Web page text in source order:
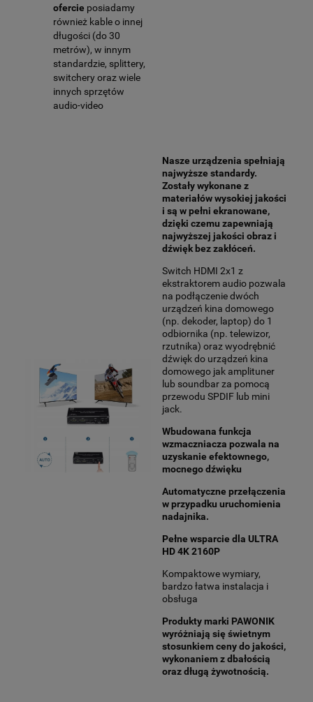
ofercie posiadamy
również kable o innej
długości (do 30
metrów), w innym
standardzie, splittery,
switchery oraz wiele
innych sprzętów
audio-video
Nasze urządzenia spełniają
najwyższe standardy.
Zostały wykonane z
materiałów wysokiej jakości
i są w pełni ekranowane,
dzięki czemu zapewniają
najwyższej jakości obraz i
dźwięk bez zakłóceń.
Switch HDMI 2x1 z
ekstraktorem audio pozwala
na podłączenie dwóch
urządzeń kina domowego
(np. dekoder, laptop) do 1
odbiornika (np. telewizor,
rzutnika) oraz wyodrębnić
dźwięk do urządzeń kina
domowego jak amplituner
lub soundbar za pomocą
przewodu SPDIF lub mini
jack.
Wbudowana funkcja
wzmaczniacza pozwala na
uzyskanie efektownego,
mocnego dźwięku
Automatyczne przełączenia
w przypadku uruchomienia
nadajnika.
Pełne wsparcie dla ULTRA
HD 4K 2160P
Kompaktowe wymiary,
bardzo łatwa instalacja i
obsługa
Produkty marki PAWONIK
wyróżniają się świetnym
stosunkiem ceny do jakości,
wykonaniem z dbałością
oraz długą żywotnością.